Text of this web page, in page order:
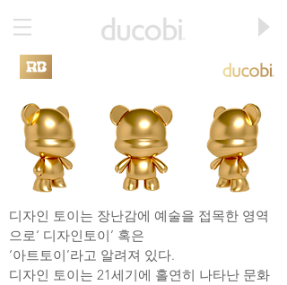
디자인 토이는 장난감에 예술을 접목한 영역
으로‘ 디자인토이’ 혹은
‘아트토이’라고 알려져 있다.
디자인 토이는 21세기에 홀연히 나타난 문화